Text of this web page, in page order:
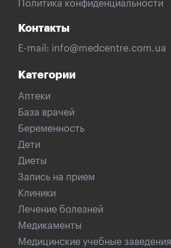
Политика конфиденциальности
Контакты
E-mail: info@medcentre.com.ua
Категории
Аптеки
База врачей
Беременность
Дети
Диеты
Запись на прием
Клиники
Лечение болезней
Медикаменты
Медицинские учебные заведения